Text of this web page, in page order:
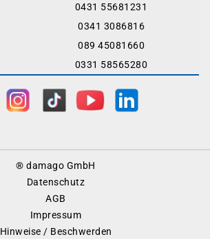
0431 55681231
0341 3086816
089 45081660
0331 58565280
® damago GmbH
Datenschutz
AGB
Impressum
Hinweise / Beschwerden